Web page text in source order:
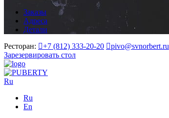
Заказы
Адреса
Детали
Ресторан:
+7 (812) 333-20-20 pivo@svnorbert.ru
Зарезервировать стол
Ru
Ru
En